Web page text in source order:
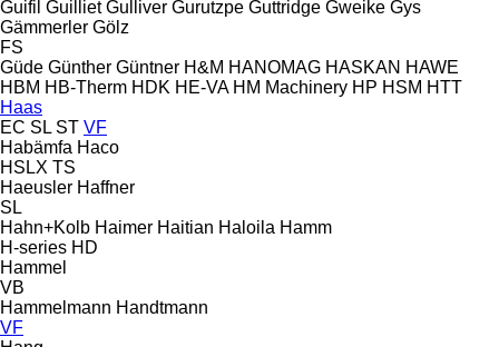
Guifil Guilliet Gulliver Gurutzpe Guttridge Gweike Gys
Gämmerler Gölz
FS
Güde Günther Güntner H&M HANOMAG HASKAN HAWE
HBM HB‑Therm HDK HE-VA HM Machinery HP HSM HTT
Haas
EC SL ST VF
Habämfa Haco
HSLX TS
Haeusler Haffner
SL
Hahn+Kolb Haimer Haitian Haloila Hamm
H-series HD
Hammel
VB
Hammelmann Handtmann
VF